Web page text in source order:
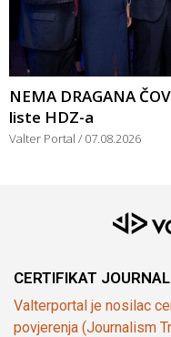
NEMA DRAGANA
liste HDZ-a
Valter Portal 07.08.2026
CERTIFIKAT
Valterportal je nosilac
povjerenja (Journalism